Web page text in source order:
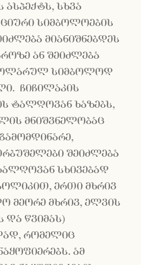
ასპექტს, სხვა
სიმბოლოების
მიანიშნებდეს
ან შეიძლება
სიმბოლოდ
ჩიჩილაკის
ტალღოვან ხაზებს,
მნიშვნელობაც
შეიძლება
სხივებად
ერთი მხრივ
მეორე მხრივ, ელვის
და წვიმას)
რომელიც
ამ